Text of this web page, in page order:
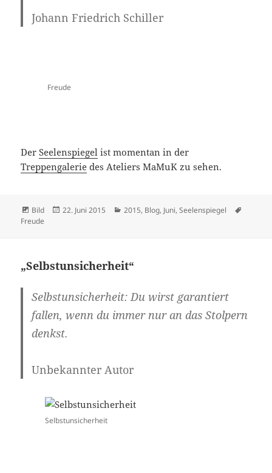
Johann Friedrich Schiller
Freude
DerSeelenspiegel ist momentan in der
Treppengalerie des Ateliers MaMuK zu sehen.
Format
Bild
Veröffentlicht
22. Juni 2015 Kategorien
2015, Blog, Juni,Seelenspiegel
Freude
„Selbstunsicherheit“
Selbstunsicherheit: Du wirst garantiert
fallen, wenn du immer nur an das Stolpern
denkst.
Unbekannter Autor
Selbstunsicherheit